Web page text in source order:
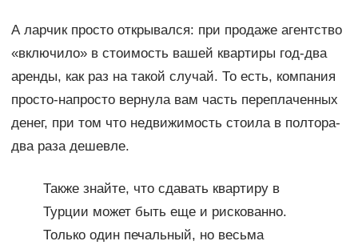
А ларчик просто открывался: при продаже агентство
«включило» в стоимость вашей квартиры год-два
аренды, как раз на такой случай. То есть, компания
просто-напросто вернула вам часть переплаченных
денег, при том что недвижимость стоила в полтора-
два раза дешевле.
Также знайте, что сдавать квартиру в
Турции может быть еще и рискованно.
Только один печальный, но весьма